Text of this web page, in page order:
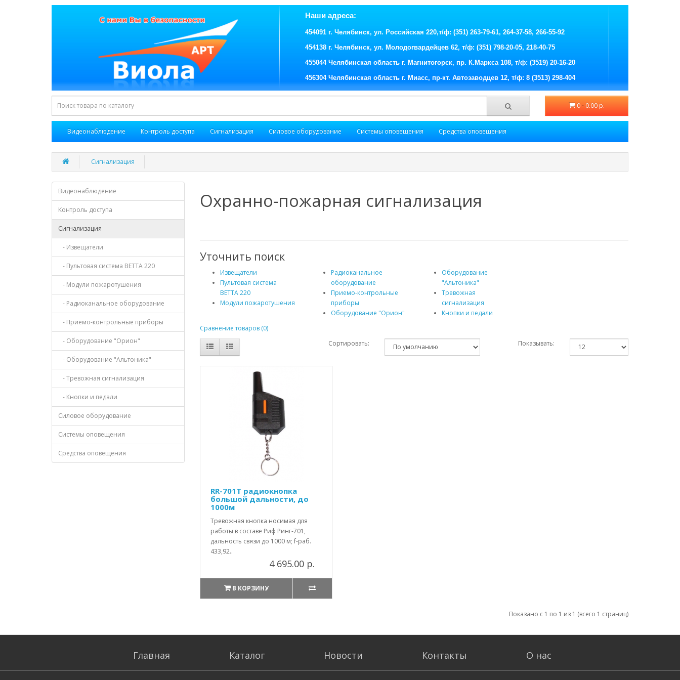
Наши адреса:
454091 г. Челябинск, ул. Российская 220,т/ф: (351) 263-79-61, 264-37-58, 266-55-92
454138 г. Челябинск, ул. Молодогвардейцев 62, т/ф: (351) 798-20-05, 218-40-75
455044 Челябинская область г. Магнитогорск, пр. К.Маркса 108, т/ф: (3519) 20-16-20
456304 Челябинская область г. Миасс, пр-кт. Автозаводцев 12, т/ф: 8 (3513) 298-404
0 - 0.00 р.
Видеонаблюдение Контроль доступа Сигнализация Силовое оборудование Системы оповещения Средства оповещения
Сигнализация
Видеонаблюдение
Контроль доступа
Сигнализация
- Извещатели
- Пультовая система ВЕТТА 220
- Модули пожаротушения
- Радиоканальное оборудование
- Приемо-контрольные приборы
- Оборудование "Орион"
- Оборудование "Альтоника"
- Тревожная сигнализация
- Кнопки и педали
Силовое оборудование
Системы оповещения
Средства оповещения
Охранно-пожарная сигнализация
Уточнить поиск
Извещатели
Пультовая система
ВЕТТА 220
Модули пожаротушения
Радиоканальное
оборудование
Приемо-контрольные
приборы
Оборудование "Орион"
Оборудование
"Альтоника"
Тревожная
сигнализация
Кнопки и педали
Сравнение товаров (0)
Сортировать:
Показывать:
RR-701T радиокнопка
большой дальности, до
1000м
Тревожная кнопка носимая для
работы в составе Риф Ринг-701,
дальность связи до 1000 м; f-раб.
433,92..
4 695.00 р.
В КОРЗИНУ
Показано с 1 по 1 из 1 (всего 1 страниц)
Главная Каталог Новости Контакты О нас